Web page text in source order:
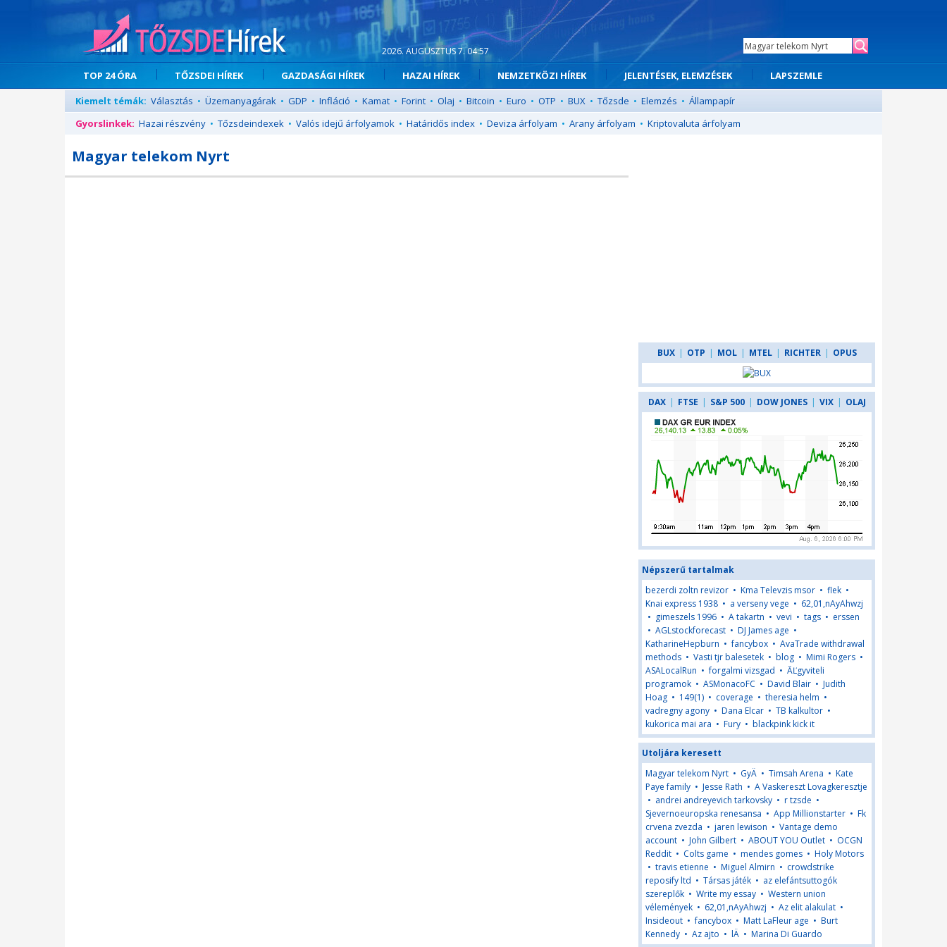
2026. AUGUSZTUS 7. 04:57
TOP 24 ÓRA TŐZSDEI HÍREK GAZDASÁGI HÍREK HAZAI HÍREK NEMZETKÖZI HÍREK JELENTÉSEK, ELEMZÉSEK
LAPSZEMLE
Kiemelt témák: Választás • Üzemanyagárak • GDP • Infláció • Kamat • Forint • Olaj • Bitcoin • Euro • OTP • BUX • Tőzsde • Elemzés • Állampapír
Gyorslinkek: Hazai részvény • Tőzsdeindexek • Valós idejű árfolyamok • Határidős index • Deviza árfolyam • Arany árfolyam • Kriptovaluta árfolyam
Magyar telekom Nyrt
BUX | OTP | MOL | MTEL | RICHTER | OPUS
DAX | FTSE | S&P 500 | DOW JONES | VIX | OLAJ
Népszerű tartalmak
bezerdi zoltn revizor • Kma Televzis msor • flek •
Knai express 1938 • a verseny vege • 62,01,nAyAhwzj
• gimeszels 1996 • A takartn • vevi • tags • erssen
• AGLstockforecast • DJ James age •
KatharineHepburn •fancybox • AvaTrade withdrawal
methods • Vasti tjr balesetek • blog • Mimi Rogers •
ASALocalRun •forgalmi vizsgad • ĂĽgyviteli
programok • ASMonacoFC • David Blair • Judith
Hoag • 149(1) • coverage • theresia helm •
vadregny agony • Dana Elcar • TB kalkultor •
kukorica mai ara • Fury • blackpink kick it
Utoljára keresett
Magyar telekom Nyrt • GyÄ • Timsah Arena • Kate
Paye family • Jesse Rath • A Vaskereszt Lovagkeresztje
• andrei andreyevich tarkovsky • r tzsde •
Sjevernoeuropska renesansa • App Millionstarter • Fk
crvena zvezda • jaren lewison • Vantage demo
account • John Gilbert • ABOUT YOU Outlet • OCGN
Reddit • Colts game • mendes gomes • Holy Motors
• travis etienne • Miguel Almirn • crowdstrike
reposify ltd • Társas játék • az elefántsuttogók
szereplők • Write my essay • Western union
vélemények • 62,01,nAyAhwzj • Az elit alakulat •
Insideout •fancybox • Matt LaFleur age • Burt
Kennedy • Az ajto • lÄ • Marina Di Guardo